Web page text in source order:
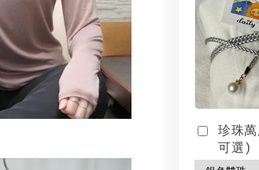
珍珠
可選)